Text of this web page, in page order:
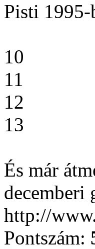
Pisti 1995-
10
11
12
13
És már
decemberi
http://
Pontszám: